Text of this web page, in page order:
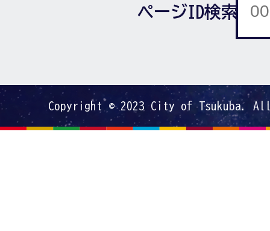
ページID検索
Copyright © 2023 City of Tsukuba.